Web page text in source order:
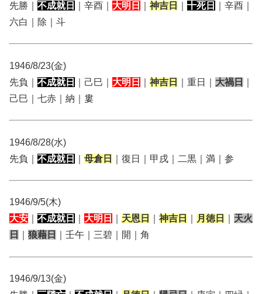
先勝｜ 不成就日 ｜辛酉｜ 大明日 神吉日 十死日
｜辛酉｜
六白｜除｜斗
1946/8/23(金)
先負｜ 不成就日 ｜己巳｜ 大明日 神吉日 ｜重日｜ 大禍日
己巳｜七赤｜納｜婁
1946/8/28(水)
先負｜ 不成就日 母倉日 ｜復日｜甲戌｜二黒｜満｜参
1946/9/5(木)
大安
不成就日 大明日 天恩日 神吉日 月徳日
天火
日
狼藉日 ｜壬午｜三碧｜開｜角
1946/9/13(金)